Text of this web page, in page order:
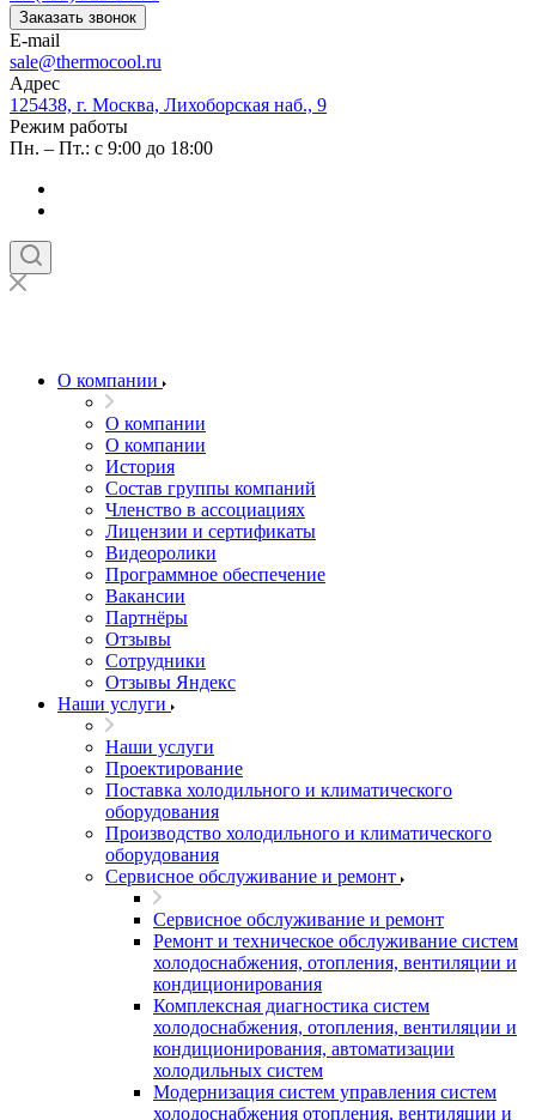
Заказать звонок
E-mail
sale@thermocool.ru
Адрес
125438, г. Москва, Лихоборская наб., 9
Режим работы
Пн. – Пт.: с 9:00 до 18:00
О компании
О компании
О компании
История
Состав группы компаний
Членство в ассоциациях
Лицензии и сертификаты
Видеоролики
Программное обеспечение
Вакансии
Партнёры
Отзывы
Сотрудники
Отзывы Яндекс
Наши услуги
Наши услуги
Проектирование
Поставка холодильного и климатического
оборудования
Производство холодильного и климатического
оборудования
Сервисное обслуживание и ремонт
Сервисное обслуживание и ремонт
Ремонт и техническое обслуживание систем
холодоснабжения, отопления, вентиляции и
кондиционирования
Комплексная диагностика систем
холодоснабжения, отопления, вентиляции и
кондиционирования, автоматизации
холодильных систем
Модернизация систем управления систем
холодоснабжения отопления, вентиляции и